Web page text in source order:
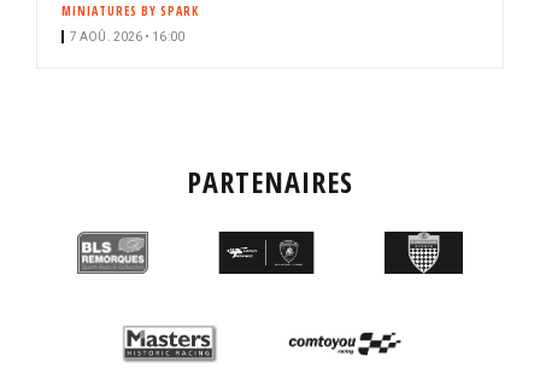
MINIATURES BY SPARK
7 AOÛ. 2026 • 16:00
PARTENAIRES